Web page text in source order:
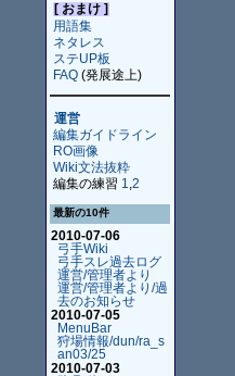
[ おまけ ]
用語集
ネタレス
ステUP板
FAQ(発展途上)
運営
編集ガイドライン
RO画像
Wiki文法抜粋
編集の練習 1 2
最新の10件
2010-07-06
弓手Wiki
弓手スレ過去ログ
運営/管理者より
運営/管理者より/過
去のお知らせ
2010-07-05
MenuBar
狩場情報/dun/ra_s
an03/25
2010-07-03